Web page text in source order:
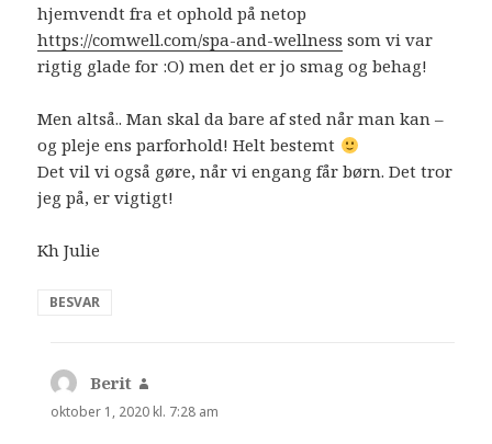
hjemvendt fra et ophold på netop
https://comwell.com/spa-and-wellness som vi var
rigtig glade for :O) men det er jo smag og behag!
Men altså.. Man skal da bare af sted når man kan –
og pleje ens parforhold! Helt bestemt
Det vil vi også gøre, når vi engang får børn. Det tror
jeg på, er vigtigt!
Kh Julie
BESVAR
Berit
oktober 1, 2020 kl. 7:28 am